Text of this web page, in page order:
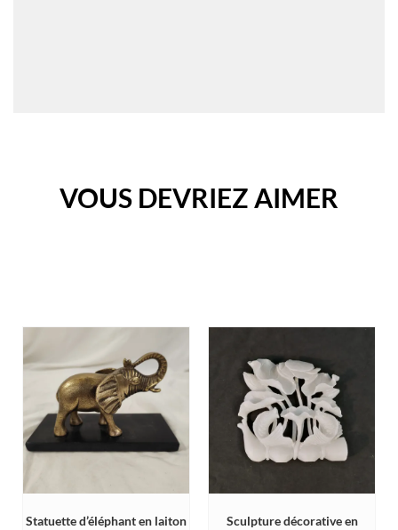
VOUS DEVRIEZ AIMER
Statuette d’éléphant en laiton
Sculpture décorative en